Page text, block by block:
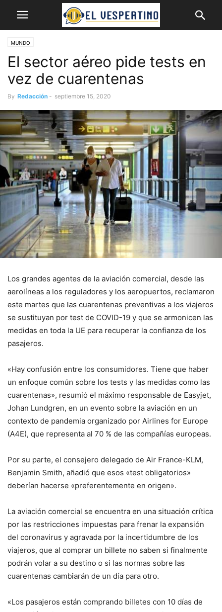
MUNDO
El sector aéreo pide tests en
vez de cuarentenas
By Redacción - septiembre 15, 2020
Los grandes agentes de la aviación comercial, desde las
aerolíneas a los reguladores y los aeropuertos, reclamaron
este martes que las cuarentenas preventivas a los viajeros
se sustituyan por test de COVID-19 y que se armonicen las
medidas en toda la UE para recuperar la confianza de los
pasajeros.
«Hay confusión entre los consumidores. Tiene que haber
un enfoque común sobre los tests y las medidas como las
cuarentenas», resumió el máximo responsable de Easyjet,
Johan Lundgren, en un evento sobre la aviación en un
contexto de pandemia organizado por Airlines for Europe
(A4E), que representa al 70 % de las compañías europeas.
Por su parte, el consejero delegado de Air France-KLM,
Benjamin Smith, añadió que esos «test obligatorios»
deberían hacerse «preferentemente en origen».
La aviación comercial se encuentra en una situación crítica
por las restricciones impuestas para frenar la expansión
del coronavirus y agravada por la incertidumbre de los
viajeros, que al comprar un billete no saben si finalmente
podrán volar a su destino o si las normas sobre las
cuarentenas cambiarán de un día para otro.
«Los pasajeros están comprando billetes con 10 días de